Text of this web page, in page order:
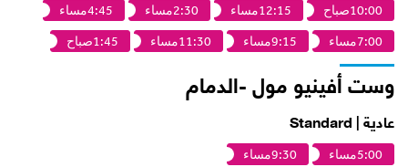
10:00صباح 12:15مساء 2:30مساء
4:45مساء
7:00مساء
9:15مساء 11:30مساء 1:45صباح
وست أفينيو مول -الدمام
عادية | Standard
5:00مساء 9:30مساء